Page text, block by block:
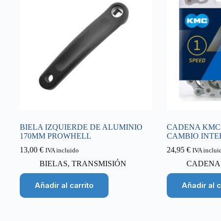
BIELA IZQUIERDE DE ALUMINIO
170MM PROWHELL
13,00 € IVA incluido
BIELAS, TRANSMISIÓN
Añadir al carrito
CADENA KMC
CAMBIO
24,95 € IVA
Añadir al